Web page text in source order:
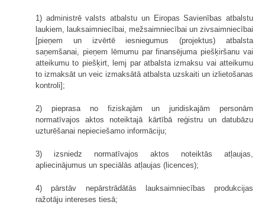
1) administrē valsts atbalstu un Eiropas Savienības atbalstu
laukiem, lauksaimniecībai, mežsaimniecībai un zivsaimniecībai
[pieņem un izvērtē iesniegumus (projektus) atbalsta
saņemšanai, pieņem lēmumu par finansējuma piešķiršanu vai
atteikumu to piešķirt, lemj par atbalsta izmaksu vai atteikumu
to izmaksāt un veic izmaksātā atbalsta uzskaiti un izlietošanas
kontroli];
2) pieprasa no fiziskajām un juridiskajām personām
normatīvajos aktos noteiktajā kārtībā reģistru un datubāzu
uzturēšanai nepieciešamo informāciju;
3) izsniedz normatīvajos aktos noteiktās atļaujas,
apliecinājumus un speciālās atļaujas (licences);
4) pārstāv nepārstrādātās lauksaimniecības produkcijas
ražotāju intereses tiesā;